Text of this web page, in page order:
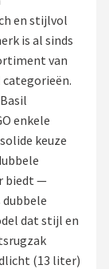
en stijlvol
is al sinds
van
categorieën.
enkele
keuze
biedt —
dat stijl en
(13 liter)